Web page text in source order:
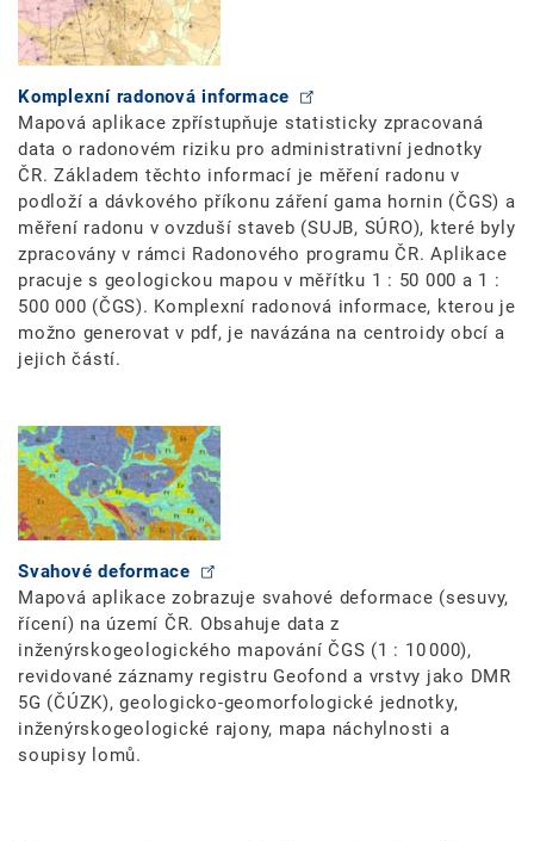
Komplexní radonová informace
Mapová aplikace zpřístupňuje statisticky zpracovaná
data o radonovém riziku pro administrativní jednotky
ČR. Základem těchto informací je měření radonu v
podloží a dávkového příkonu záření gama hornin (ČGS) a
měření radonu v ovzduší staveb (SUJB, SÚRO), které byly
zpracovány v rámci Radonového programu ČR. Aplikace
pracuje s geologickou mapou v měřítku 1 : 50 000 a 1 :
500 000 (ČGS). Komplexní radonová informace, kterou je
možno generovat v pdf, je navázána na centroidy obcí a
jejich částí.
Svahové deformace
Mapová aplikace zobrazuje svahové deformace (sesuvy,
řícení) na území ČR. Obsahuje data z
inženýrskogeologického mapování ČGS (1 : 10 000),
revidované záznamy registru Geofond a vrstvy jako DMR
5G (ČÚZK), geologicko-geomorfologické jednotky,
inženýrskogeologické rajony, mapa náchylnosti a
soupisy lomů.